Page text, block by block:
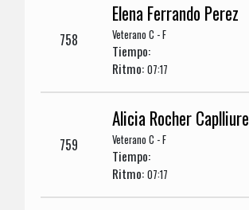
758
Elena Ferrando Perez
Veterano C - F
Tiempo:
Ritmo:07:17
759
Alicia Rocher Caplliure
Veterano C - F
Tiempo:
Ritmo:07:17